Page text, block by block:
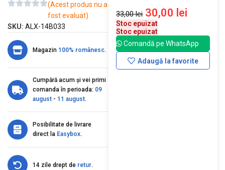
(Acest produs nu a
fost evaluat)
SKU: ALX-14B033
Magazin 100% românesc.
Cumpără acum și vei primi
comanda în perioada: 09
august - 11 august.
Posibilitate de livrare
direct la Easybox.
14 zile drept de retur.
33,00lei 30,00 lei
Stoc epuizat
Stoc epuizat
Comandă pe WhatsApp
Adaugă la favorite